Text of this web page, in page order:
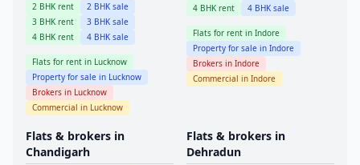
2 BHK rent 2 BHK sale
3 BHK rent 3 BHK sale
4 BHK rent 4 BHK sale
Flats for rent in Lucknow
Property for sale in Lucknow
Brokers in Lucknow
Commercial in Lucknow
4 BHK rent 4 BHK sale
Flats for rent in Indore
Property for sale in Indore
Brokers in Indore
Commercial in Indore
Flats & brokers in
Chandigarh
Flats & brokers in
Dehradun